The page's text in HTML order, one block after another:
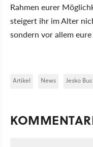
Rahmen eurer
steigert ihr im Alter
sondern vor allem
Artikel News Jesko